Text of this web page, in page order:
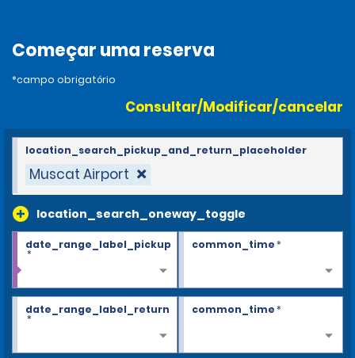
Começar uma reserva
*campo obrigatório
Consultar/Modificar/cancelar
Muscat Airport
location_search_oneway_toggle
location_search_pickup_and_return_placeholder
date_range_label_pickup
*
common_time*
date_range_label_return
*
common_time*